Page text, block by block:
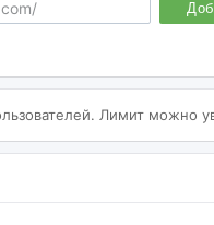
Лимит можно